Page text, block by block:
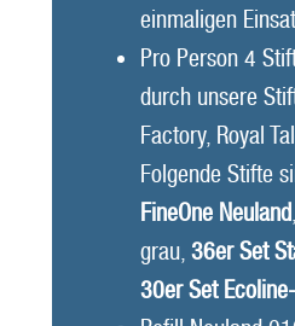
einmaligen
Pro Person 4
durch unsere
Factory, Royal
Folgende Stifte
FineOne Neuland
grau, 36er Set
30er Set